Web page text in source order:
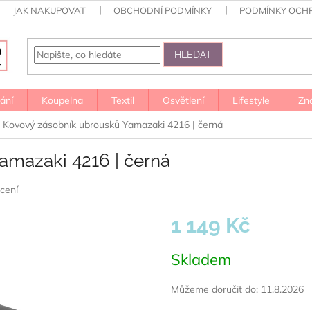
JAK NAKUPOVAT OBCHODNÍ PODMÍNKY PODMÍNKY
HLEDAT
Koupelna Textil Osvětlení Lifestyle
Kovový zásobník ubrousků Yamazaki 4216 | černá
4216 | černá
1 149 Kč
cena:
Skladem
Můžeme doručit do: 11.8.2026